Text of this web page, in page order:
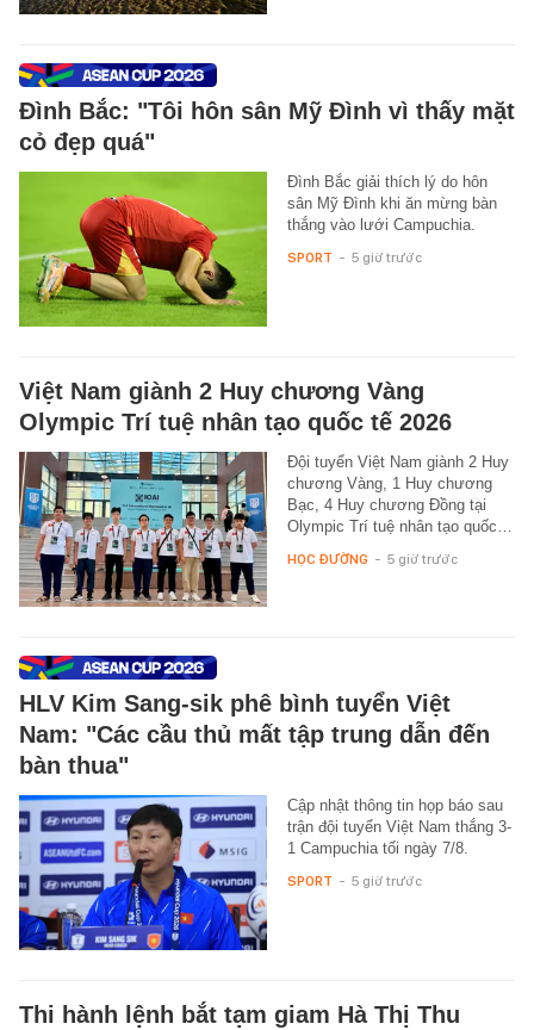
Đình Bắc: "Tôi hôn sân Mỹ Đình vì thấy mặt
cỏ đẹp quá"
Đình Bắc giải thích lý do hôn
sân Mỹ Đình khi ăn mừng bàn
thắng vào lưới Campuchia.
SPORT - 5 giờ trước
Việt Nam giành 2 Huy chương Vàng
Olympic Trí tuệ nhân tạo quốc tế 2026
Đội tuyển Việt Nam giành 2 Huy
chương Vàng, 1 Huy chương
Bạc, 4 Huy chương Đồng tại
Olympic Trí tuệ nhân tạo quốc…
HỌC ĐƯỜNG - 5 giờ trước
HLV Kim Sang-sik phê bình tuyển Việt
Nam: "Các cầu thủ mất tập trung dẫn đến
bàn thua"
Cập nhật thông tin họp báo sau
trận đội tuyển Việt Nam thắng 3-
1 Campuchia tối ngày 7/8.
SPORT - 5 giờ trước
Thi hành lệnh bắt tạm giam Hà Thị Thu